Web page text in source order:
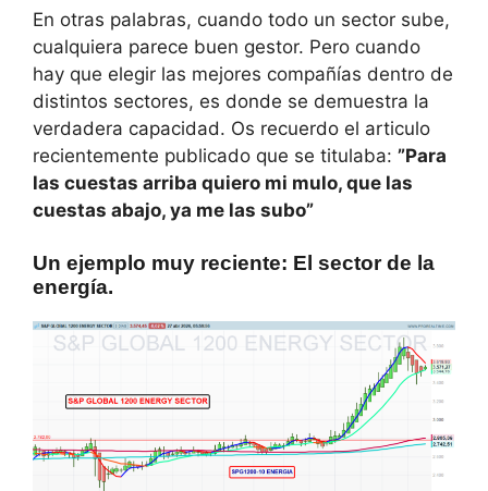
En otras palabras, cuando todo un sector sube,
cualquiera parece buen gestor. Pero cuando
hay que elegir las mejores compañías dentro de
distintos sectores, es donde se demuestra la
verdadera capacidad. Os recuerdo el articulo
recientemente publicado que se titulaba: ”Para
las cuestas arriba quiero mi mulo, que las
cuestas abajo, ya me las subo”
Un ejemplo muy reciente: El sector de la
energía.